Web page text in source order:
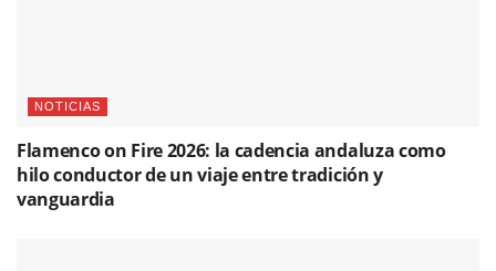
NOTICIAS
Flamenco on Fire 2026: la cadencia andaluza como
hilo conductor de un viaje entre tradición y
vanguardia